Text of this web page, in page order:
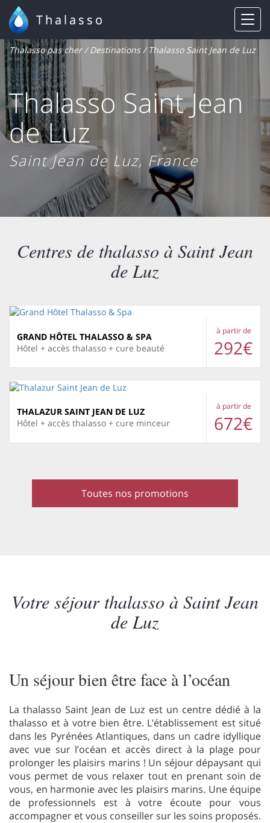
Thalasso
Thalasso Saint Jean
de Luz
Saint Jean de Luz, France
Thalasso pas cher/Destinations/ Thalasso Saint Jean de Luz
Centres de thalasso à Saint Jean
de Luz
GRAND HÔTEL THALASSO & SPA
Hôtel + accès thalasso + cure beauté
à partir de
292€
THALAZUR SAINT JEAN DE LUZ
Hôtel + accès thalasso + cure minceur
à partir de
672€
Toutes nos promotions
Votre séjour thalasso à Saint Jean
de Luz
Un séjour bien être face à l’océan
La thalasso Saint Jean de Luz est un centre dédié à la
thalasso et à votre bien être. L’établissement est situé
dans les Pyrénées Atlantiques, dans un cadre idyllique
avec vue sur l’océan et accès direct à la plage pour
prolonger les plaisirs marins ! Un séjour dépaysant qui
vous permet de vous relaxer tout en prenant soin de
vous, en harmonie avec les plaisirs marins. Une équipe
de professionnels est à votre écoute pour vous
accompagner et vous conseiller sur les soins proposés.